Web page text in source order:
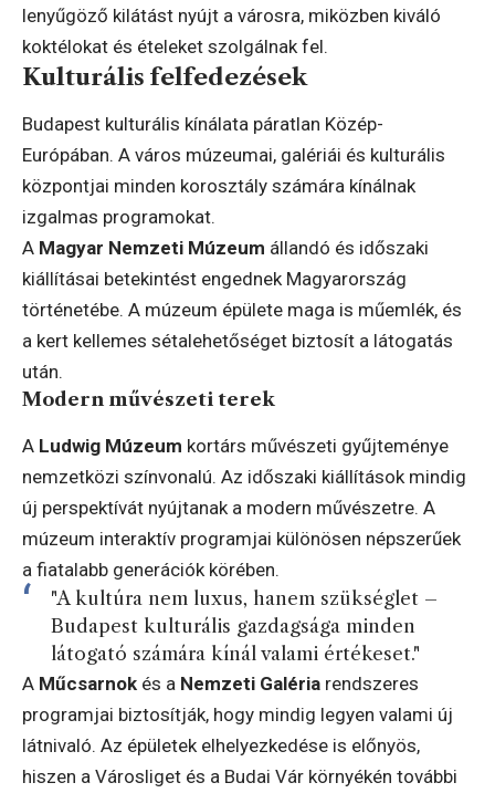
lenyűgöző kilátást nyújt a városra, miközben kiváló
koktélokat és ételeket szolgálnak fel.
Kulturális felfedezések
Budapest kulturális kínálata páratlan Közép-
Európában. A város múzeumai, galériái és kulturális
központjai minden korosztály számára kínálnak
izgalmas programokat.
A Magyar Nemzeti Múzeum állandó és időszaki
kiállításai betekintést engednek Magyarország
történetébe. A múzeum épülete maga is műemlék, és
a kert kellemes sétalehetőséget biztosít a látogatás
után.
Modern művészeti terek
A Ludwig Múzeum kortárs művészeti gyűjteménye
nemzetközi színvonalú. Az időszaki kiállítások mindig
új perspektívát nyújtanak a modern művészetre. A
múzeum interaktív programjai különösen népszerűek
a fiatalabb generációk körében.
"A kultúra nem luxus, hanem szükséglet –
Budapest kulturális gazdagsága minden
látogató számára kínál valami értékeset."
A Műcsarnok és a Nemzeti Galéria rendszeres
programjai biztosítják, hogy mindig legyen valami új
látnivaló. Az épületek elhelyezkedése is előnyös,
hiszen a Városliget és a Budai Vár környékén további